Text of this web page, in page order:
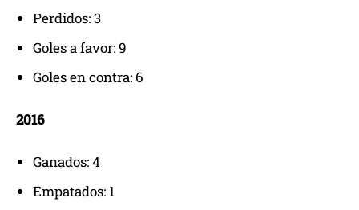
Perdidos: 3
Goles a favor: 9
Goles en contra: 6
2016
Ganados: 4
Empatados: 1